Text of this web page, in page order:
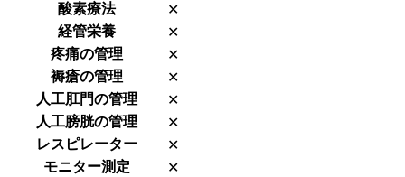
酸素療法
✕
経管栄養
✕
疼痛の管理
✕
褥瘡の管理
✕
人工肛門の管理
✕
人工膀胱の管理
✕
レスピレーター
✕
モニター測定
✕